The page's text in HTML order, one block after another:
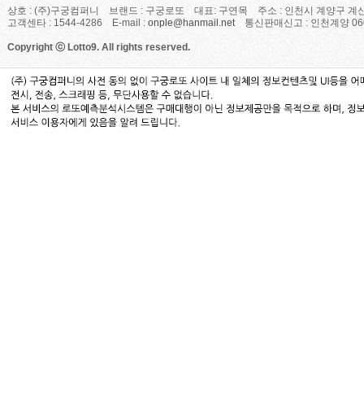
상호 : (주)구궁컴퍼니 브랜드 : 구궁로또 대표: 구연목 주소 : 인천시 계양구 계
고객센타 : 1544-4286 E-mail : onple@hanmail.net통신판매신고 : 인천계양
Copyright ⓒ Lotto9. All rights reserved.